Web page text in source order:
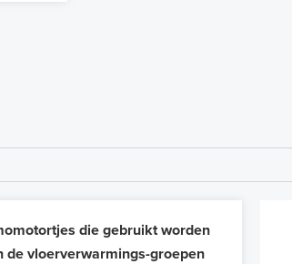
die gebruikt worden
de vloerverwarmings-groepen